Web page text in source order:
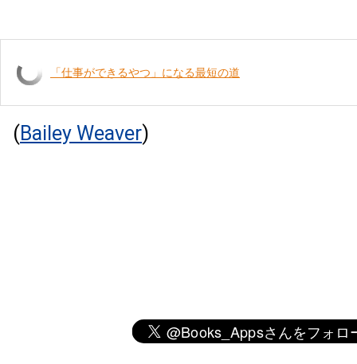
「仕事ができるやつ」になる最短の道
(Bailey Weaver)